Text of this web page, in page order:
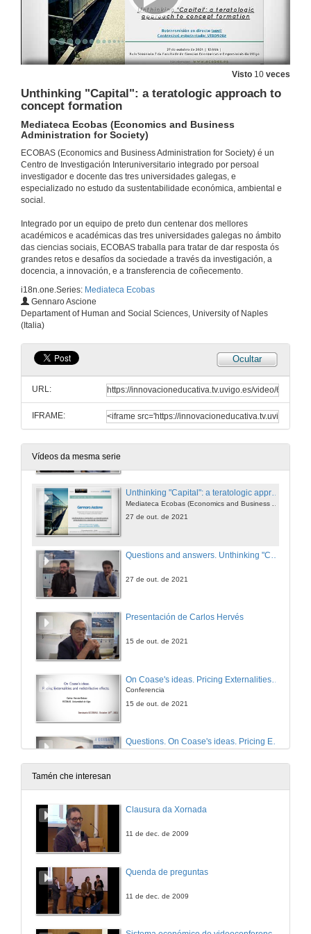
Visto 10 veces
Unthinking "Capital": a teratologic approach to
concept formation
Mediateca Ecobas (Economics and Business
Administration for Society)
ECOBAS (Economics and Business Administration for Society) é un
Centro de Investigación Interuniversitario integrado por persoal
investigador e docente das tres universidades galegas, e
especializado no estudo da sustentabilidade económica, ambiental e
social.
Integrado por un equipo de preto dun centenar dos mellores
académicos e académicas das tres universidades galegas no ámbito
das ciencias sociais, ECOBAS traballa para tratar de dar resposta ós
grandes retos e desafíos da sociedade a través da investigación, a
docencia, a innovación, e a transferencia de coñecemento.
i18n.one.Series: Mediateca Ecobas
Gennaro Ascione
Departament of Human and Social Sciences, University of Naples
(Italia)
Ocultar
URL:
IFRAME:
Vídeos da mesma serie
Conference
11 de mar. de 2022
questions. The impact of climate transition risks on financial stability. A systemic risk approach
Conference
Questions. The impact of group identity on social responsibility and welfare in experimental markets
21 de xan. de 2022
Conferencia
Quenda de preguntas. Competencia e desigualdade de xénero: unha análise integral de efectos e mecanismos
5 de nov. de 2021
Presentation of Gennaro Ascione
Unthinking "Capital": a teratologic approach to concept formation
27 de out. de 2021
27 de out. de 2021
Presentación de Carlos Hervés
15 de out. de 2021
Conferencia
15 de out. de 2021
Questions. On Coase's ideas. Pricing Externalities and redistributive effects
15 de out. de 2021
Conference
Presentación de Elena Ferro
Tamén che interesan
Clausura da Xornada
11 de dec. de 2009
Quenda de preguntas
11 de dec. de 2009